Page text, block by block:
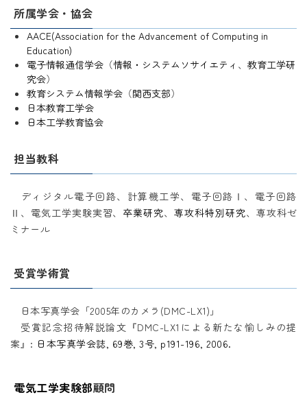
所属学会・協会
AACE(Association for the Advancement of Computing in
Education)
電子情報通信学会 （情報・システムソサイエティ 、 教育工学研
究会）
教育システム情報学会 （関西支部）
日本教育工学会
日本工学教育協会
担当教科
ディジタル電子回路、計算機工学、電子回路Ⅰ、電子回路
Ⅱ、電気工学実験実習、 卒業研究、専攻科特別研究、専攻科ゼ
ミナール
受賞学術賞
日本写真学会「2005年のカメラ(DMC-LX1)」
受賞記念招待解説論文『DMC-LX1による新たな愉しみの提
案』: 日本写真学会誌, 69巻, 3号, p191-196, 2006.
電気工学実験部顧問